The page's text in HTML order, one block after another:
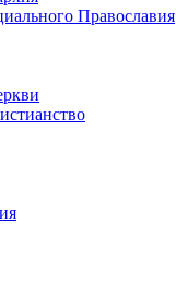
Православия